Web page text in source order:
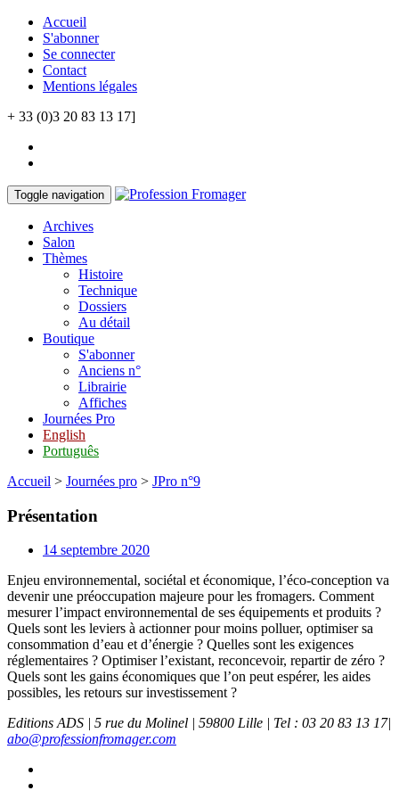
Accueil
S'abonner
Se connecter
Contact
Mentions légales
+ 33 (0)3 20 83 13 17]
Toggle navigation
Archives
Salon
Thèmes
Histoire
Technique
Dossiers
Au détail
Boutique
S'abonner
Anciens n°
Librairie
Affiches
Journées Pro
English
Português
Accueil > Journées pro > JPro n°9
Présentation
14 septembre 2020
Enjeu environnemental, sociétal et économique, l’éco-conception va
devenir une préoccupation majeure pour les fromagers. Comment
mesurer l’impact environnemental de ses équipements et produits ?
Quels sont les leviers à actionner pour moins polluer, optimiser sa
consommation d’eau et d’énergie ? Quelles sont les exigences
réglementaires ? Optimiser l’existant, reconcevoir, repartir de zéro ?
Quels sont les gains économiques que l’on peut espérer, les aides
possibles, les retours sur investissement ?
Editions ADS | 5 rue du Molinel | 59800 Lille | Tel : 03 20 83 13 17|
abo@professionfromager.com